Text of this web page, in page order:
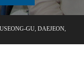
GU, DAEJEON,